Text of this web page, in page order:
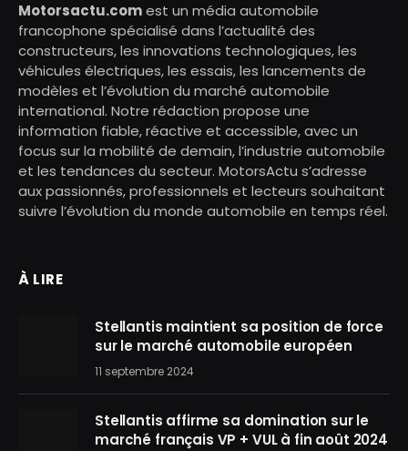
Motorsactu.comest un média automobile
francophone spécialisé dans l’actualité des
constructeurs, les innovations technologiques, les
véhicules électriques, les essais, les lancements de
modèles et l’évolution du marché automobile
international. Notre rédaction propose une
information fiable, réactive et accessible, avec un
focus sur la mobilité de demain, l’industrie automobile
et les tendances du secteur. MotorsActu s’adresse
aux passionnés, professionnels et lecteurs souhaitant
suivre l’évolution du monde automobile en temps réel.
À LIRE
Stellantis maintient sa position de force
sur le marché automobile européen
11 septembre 2024
Stellantis affirme sa domination sur le
marché français VP + VUL à fin août 2024